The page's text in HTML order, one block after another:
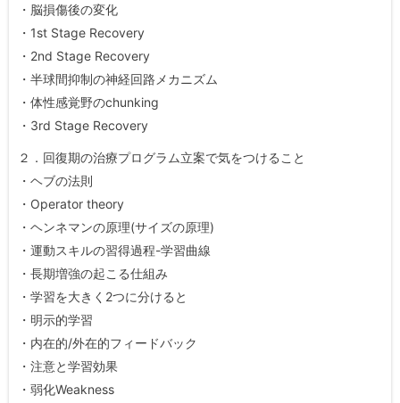
・脳損傷後の変化
・1st Stage Recovery
・2nd Stage Recovery
・半球間抑制の神経回路メカニズム
・体性感覚野のchunking
・3rd Stage Recovery
２．回復期の治療プログラム立案で気をつけること
・ヘブの法則
・Operator theory
・ヘンネマンの原理(サイズの原理)
・運動スキルの習得過程-学習曲線
・長期増強の起こる仕組み
・学習を大きく2つに分けると
・明示的学習
・内在的/外在的フィードバック
・注意と学習効果
・弱化Weakness